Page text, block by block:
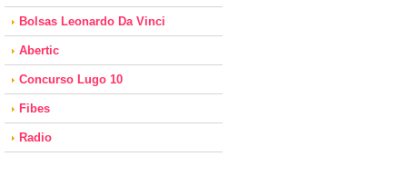
Bolsas Leonardo Da Vinci
Abertic
Concurso Lugo 10
Fibes
Radio